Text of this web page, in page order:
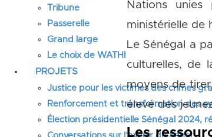
Tribune
Passerelle
Grand large
Le choix de WATHI
PROJETS
Justice pour les victimes des crimes
Renforcement et transformation des
Élection présidentielle Sénégal 2024,
Nations
ministérielle de
Le Sénégal a
culturelles, de
moyens de
élevé des
Les